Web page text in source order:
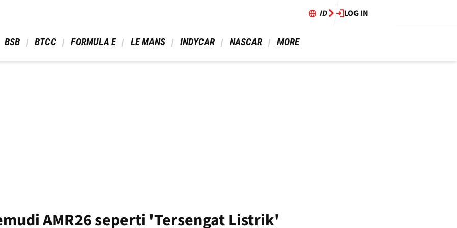
ID LOG IN
BSB BTCC FORMULA E LE MANS INDYCAR NASCAR MORE
AMR26 seperti 'Tersengat Listrik'